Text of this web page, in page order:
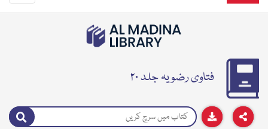
فتاوی رضویہ جلد ۲۰